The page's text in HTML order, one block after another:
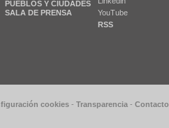
PUEBLOS Y CIUDADES
SALA DE PRENSA
YouTube
RSS
cookies - Transparencia - Contacto